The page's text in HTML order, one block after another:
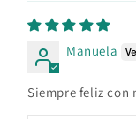
Manuela
Siempre feliz con